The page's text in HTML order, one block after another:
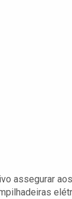
assegurar